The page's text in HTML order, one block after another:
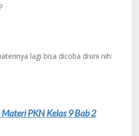
lagi bisa dicoba disini nih:
PKN Kelas 9 Bab 2